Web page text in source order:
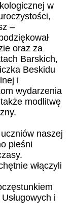
w
–
oraz za
Barskich,
Beskidu
i
wydarzenia
modlitwę
naszej
pieśni
włączyli
i